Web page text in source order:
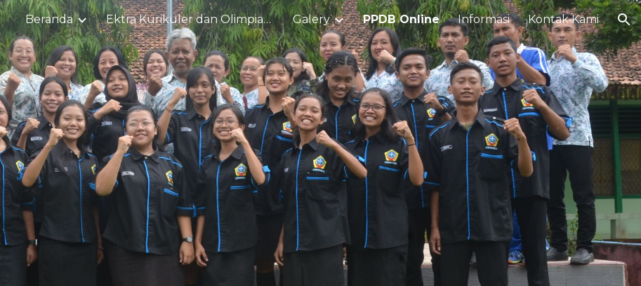
Skip to main content Skip to navigation
Beranda Ektra Kurikuler dan Olimpiade Sains Galery PPDB Online Informasi Kontak Kami